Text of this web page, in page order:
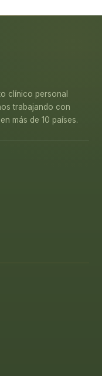
clínico personal
trabajando con
más de 10 países.